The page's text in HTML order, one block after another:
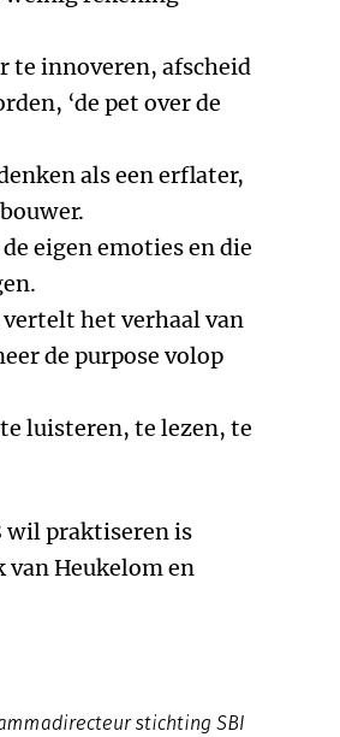
te innoveren, afscheid
‘de pet over de
als een erflater,
eigen emoties en die
het verhaal van
de purpose volop
luisteren, te lezen, te
wil praktiseren is
van Heukelom en
stichting SBI